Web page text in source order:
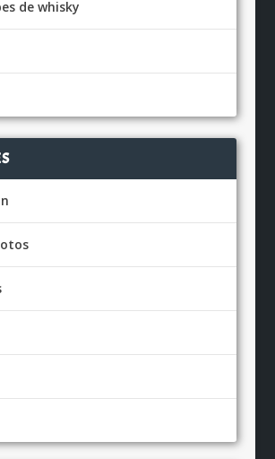
de whisky